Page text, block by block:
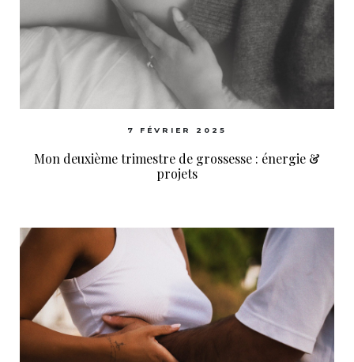
7 FÉVRIER 2025
Mon deuxième trimestre de grossesse : énergie &
projets